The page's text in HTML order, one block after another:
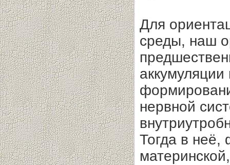
Для
среды, наш
нервной
Тогда в неё,